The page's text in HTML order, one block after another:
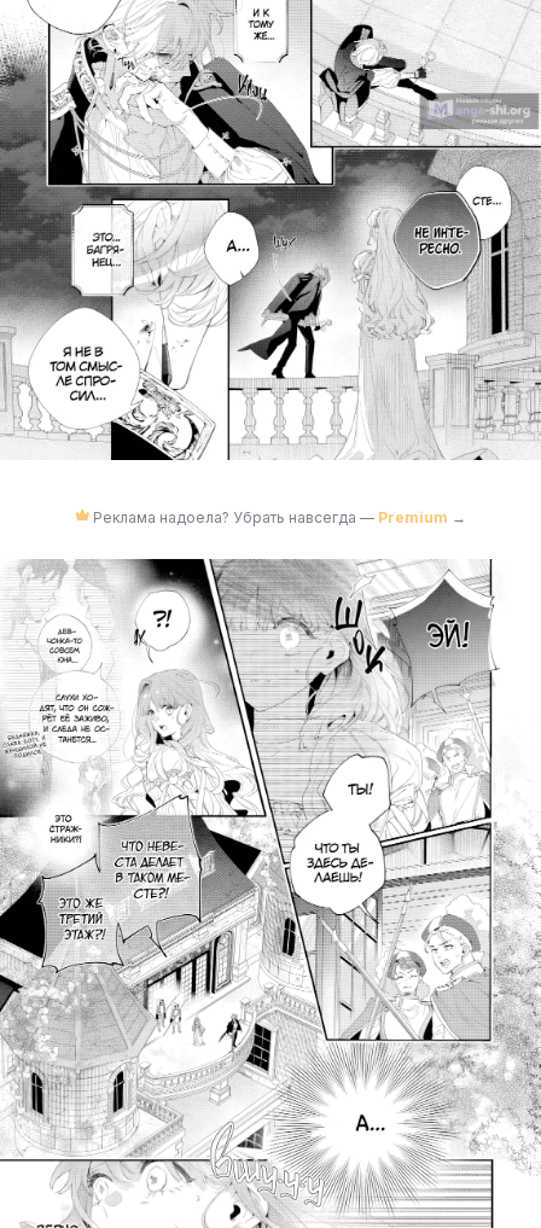
Реклама надоела? Убрать навсегда — Premium →